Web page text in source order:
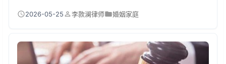
偿）和事实理由（感情破裂的原因）。撰写时应清晰陈
点。离婚起诉状到底长啥样？核心结构一份标准起诉状的
五大块1. 开头……
2026-05-25 李款澜律师 婚姻家庭